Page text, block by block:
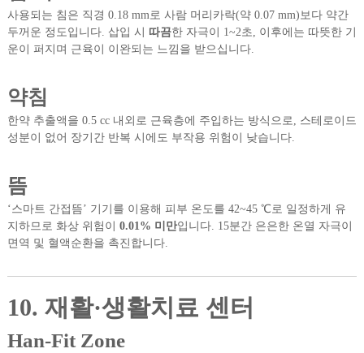
사용되는 침은 직경 0.18 mm로 사람 머리카락(약 0.07 mm)보다 약간
두꺼운 정도입니다. 삽입 시 따끔한 자극이 1~2초, 이후에는 따뜻한 기
운이 퍼지며 근육이 이완되는 느낌을 받으십니다.
약침
한약 추출액을 0.5 cc 내외로 근육층에 주입하는 방식으로, 스테로이드
성분이 없어 장기간 반복 시에도 부작용 위험이 낮습니다.
뜸
‘스마트 간접뜸’ 기기를 이용해 피부 온도를 42~45 ℃로 일정하게 유
지하므로 화상 위험이 0.01% 미만입니다. 15분간 은은한 온열 자극이
면역 및 혈액순환을 촉진합니다.
10. 재활·생활치료 센터
Han-Fit Zone